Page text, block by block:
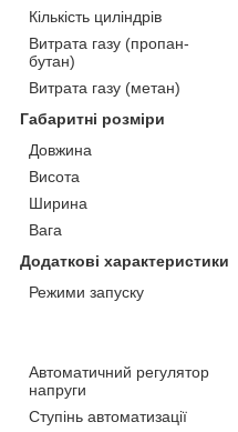
Кількість циліндрів
Витрата газу (пропан-
бутан)
Витрата газу (метан)
Габаритні розміри
Довжина
Висота
Ширина
Вага
Додаткові характеристики
Режими запуску
Автоматичний регулятор
напруги
Ступінь автоматизації